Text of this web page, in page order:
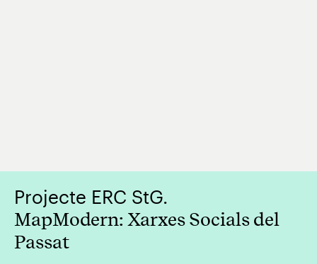
Projecte ERC StG.
MapModern: Xarxes Socials del
Passat